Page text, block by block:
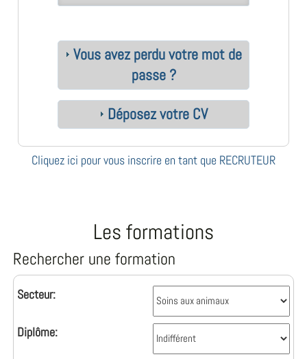
Vous avez perdu votre mot de
passe ?
Déposez votre CV
Cliquez ici pour vous inscrire en tant que RECRUTEUR
Les formations
Rechercher une formation
Secteur:
Diplôme: